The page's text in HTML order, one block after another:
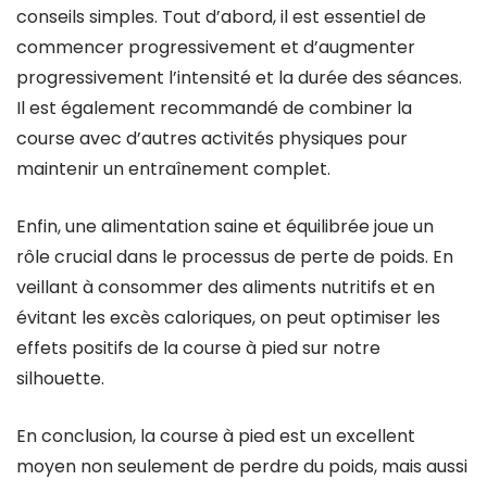
conseils simples. Tout d’abord, il est essentiel de
commencer progressivement et d’augmenter
progressivement l’intensité et la durée des séances.
Il est également recommandé de combiner la
course avec d’autres activités physiques pour
maintenir un entraînement complet.
Enfin, une alimentation saine et équilibrée joue un
rôle crucial dans le processus de perte de poids. En
veillant à consommer des aliments nutritifs et en
évitant les excès caloriques, on peut optimiser les
effets positifs de la course à pied sur notre
silhouette.
En conclusion, la course à pied est un excellent
moyen non seulement de perdre du poids, mais aussi